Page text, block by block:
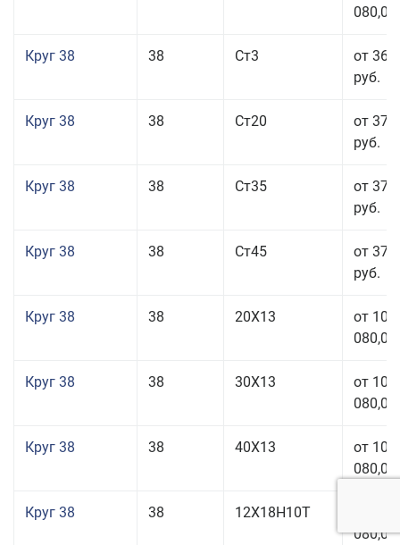
080,00
Круг 38 38 Ст3
от 36
руб.
Круг 38 38 Ст20
от 37
руб.
Круг 38 38 Ст35
от 37
руб.
Круг 38 38 Ст45
от 37
руб.
Круг 38 38 20Х13
от 101
080,00
Круг 38 38 30Х13
от 101
080,00
Круг 38 38 40Х13
от 101
080,00
Круг 38 38 12Х18Н10Т
080,00